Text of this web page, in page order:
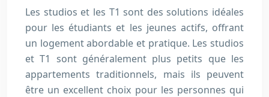
Les studios et les T1 sont des solutions idéales
pour les étudiants et les jeunes actifs, offrant
un logement abordable et pratique. Les studios
et T1 sont généralement plus petits que les
appartements traditionnels, mais ils peuvent
être un excellent choix pour les personnes qui